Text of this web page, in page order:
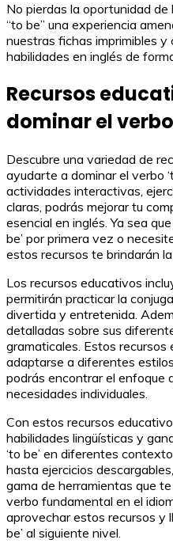
No pierdas la oportunidad
“to be” una experiencia
nuestras fichas imprimibles y
habilidades en inglés de
Recursos
dominar el verbo
Descubre una variedad de
ayudarte a dominar el verbo
actividades interactivas,
claras, podrás mejorar tu
esencial en inglés. Ya sea
be’ por primera vez o
estos recursos te brindarán
Los recursos educativos
permitirán practicar la
divertida y entretenida.
detalladas sobre sus
gramaticales. Estos recursos
adaptarse a diferentes
podrás encontrar el enfoque
necesidades individuales.
Con estos recursos
habilidades lingüísticas y
‘to be’ en diferentes
hasta ejercicios
gama de herramientas que
verbo fundamental en el
aprovechar estos recursos y
be’ al siguiente nivel.